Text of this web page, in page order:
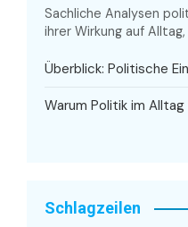
Sachliche Analysen
ihrer Wirkung auf
Überblick: Politische
Warum Politik im
Schlagzeilen